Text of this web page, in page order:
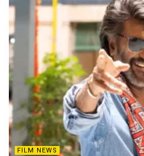
FILM NEWS